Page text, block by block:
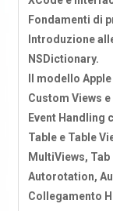
Fondamenti di
Introduzione
NSDictionary.
Il modello
Custom Views
Event Handling
Table e Table
MultiViews,
Autorotation,
Collegamento